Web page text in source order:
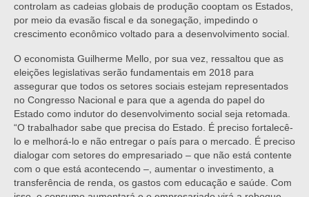
controlam as cadeias globais de produção cooptam os Estados,
por meio da evasão fiscal e da sonegação, impedindo o
crescimento econômico voltado para a desenvolvimento social.
O economista Guilherme Mello, por sua vez, ressaltou que as
eleições legislativas serão fundamentais em 2018 para
assegurar que todos os setores sociais estejam representados
no Congresso Nacional e para que a agenda do papel do
Estado como indutor do desenvolvimento social seja retomada.
“O trabalhador sabe que precisa do Estado. É preciso fortalecê-
lo e melhorá-lo e não entregar o país para o mercado. É preciso
dialogar com setores do empresariado – que não está contente
com o que está acontecendo –, aumentar o investimento, a
transferência de renda, os gastos com educação e saúde. Com